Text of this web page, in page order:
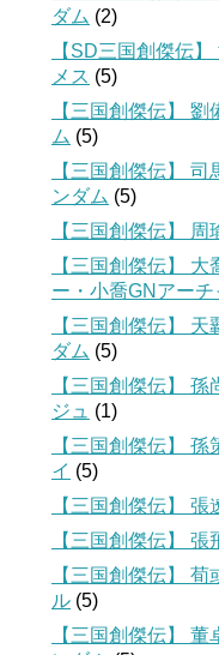
ダム (2)
【SD三国創傑伝
メス (5)
【三国創傑伝】
ム (5)
【三国創傑伝】
ンダム (5)
【三国創傑伝】 周
【三国創傑伝】 大
ー・小喬GNアーチ
【三国創傑伝】
ダム (5)
【三国創傑伝】
ジュ (1)
【三国創傑伝】
イ (5)
【三国創傑伝】 張
【三国創傑伝】
【三国創傑伝】
ル (5)
【三国創傑伝】